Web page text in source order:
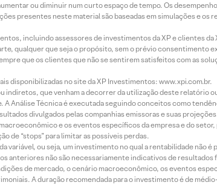
ou diminuir num curto espaço de tempo. Os
presentes neste material são baseadas em simulações e os
incluindo assessores de investimentos da XP e clientes da
qualquer que seja o propósito, sem o prévio consentimento
que os clientes que não se sentirem satisfeitos com as
disponibilizadas no site da XP Investimentos: www.xpi.com.br.
que venham a decorrer da utilização deste relatório
A Análise Técnica é executada seguindo conceitos como
divulgados pelas companhias emissoras e suas
e os eventos específicos da empresa e do
de “stops” para limitar as possíveis perdas.
variável, ou seja, um investimento no qual a rentabilidade não
anteriores não são necessariamente indicativos de resultados
de mercado, o cenário macroeconômico, os eventos
A duração recomendada para o investimento é de